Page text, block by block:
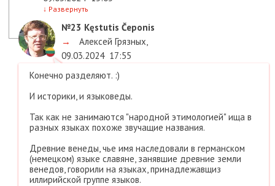
↓ Развернуть
№23 Kęstutis Čeponis
→
Алексей Грязных,
09.03.2024 17:55
Конечно разделяют. :)
И историки, и языковеды.
Так как не занимаются "народной этимологией" ища в
разных языках похоже звучащие названия.
Древние венеды, чье имя наследовали в германском
(немецком) языке славяне, занявшие древние земли
венедов, говорили на языках, принадлежавщиз
иллирийской группе языков.